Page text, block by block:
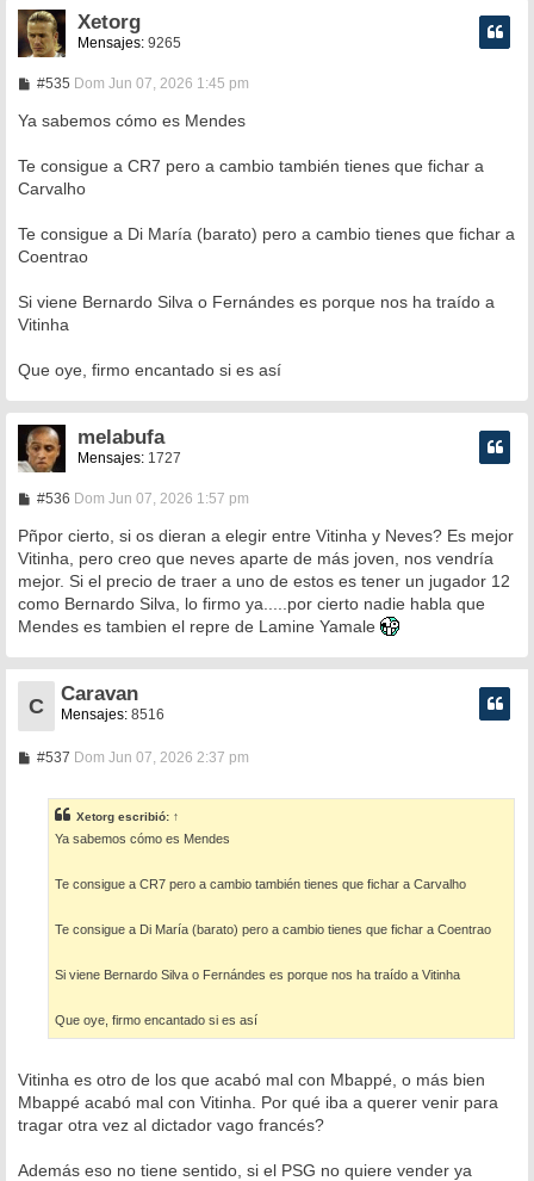
Xetorg
Mensajes: 9265
#535M
n
s
j
e
Dom Jun 07, 2026 1:45 pm
Ya sabemos cómo es Mendes
Te consigue a CR7 pero a cambio también tienes que fichar a
Carvalho
Te consigue a Di María (barato) pero a cambio tienes que fichar a
Coentrao
Si viene Bernardo Silva o Fernándes es porque nos ha traído a
Vitinha
Que oye, firmo encantado si es así
melabufa
Mensajes: 1727
#536M
n
s
a
j
e
Dom Jun 07, 2026 1:57 pm
Pñpor cierto, si os dieran a elegir entre Vitinha y Neves? Es mejor
Vitinha, pero creo que neves aparte de más joven, nos vendría
mejor. Si el precio de traer a uno de estos es tener un jugador 12
como Bernardo Silva, lo firmo ya.....por cierto nadie habla que
Mendes es tambien el repre de Lamine Yamale
C
Caravan
Mensajes: 8516
#537M
s
a
j
Dom Jun 07, 2026 2:37 pm
Xetorg escribió: ↑
Ya sabemos cómo es Mendes
Te consigue a CR7 pero a cambio también tienes que fichar a Carvalho
Te consigue a Di María (barato) pero a cambio tienes que fichar a Coentrao
Si viene Bernardo Silva o Fernándes es porque nos ha traído a Vitinha
Que oye, firmo encantado si es así
Vitinha es otro de los que acabó mal con Mbappé, o más bien
Mbappé acabó mal con Vitinha. Por qué iba a querer venir para
tragar otra vez al dictador vago francés?
Además eso no tiene sentido, si el PSG no quiere vender ya